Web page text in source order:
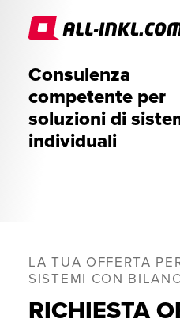
Consulenza
competente per
soluzioni di
individuali
LA TUA OFFERTA
SISTEMI CON
RICHIESTA